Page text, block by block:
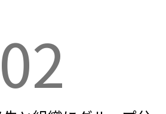
02